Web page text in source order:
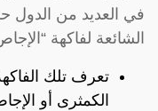
في العديد من الدول
الشائعة لفاكهة
تعرف تلك
الكمثرى أو